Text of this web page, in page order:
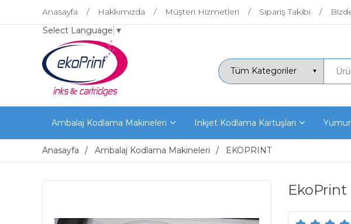
Anasayfa Hakkımızda Müşteri Hizmetleri Sipariş Takibi
Select Language ▼
Ambalaj Kodlama Makineleri Inkjet Kodlama Kartuşları
Anasayfa Ambalaj Kodlama Makineleri EKOPRINT
EkoPrint